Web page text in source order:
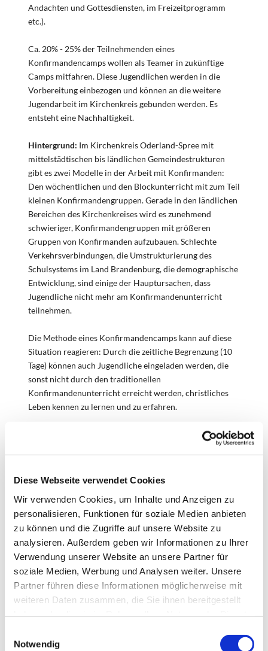
Diese Webseite verwendet Cookies
Wir verwenden Cookies, um Inhalte und Anzeigen zu
personalisieren, Funktionen für soziale Medien anbieten
zu können und die Zugriffe auf unsere Website zu
analysieren. Außerdem geben wir Informationen zu Ihrer
Verwendung unserer Website an unsere Partner für
soziale Medien, Werbung und Analysen weiter. Unsere
Partner führen diese Informationen möglicherweise mit
weiteren Daten zusammen, die Sie ihnen bereitgestellt
Notwendig
Andachten und Gottesdiensten, im Freizeitprogramm
etc.).
Ca. 20% - 25% der Teilnehmenden eines
Konfirmandencamps wollen als Teamer in zukünftige
Camps mitfahren. Diese Jugendlichen werden in die
Vorbereitung einbezogen und können an die weitere
Jugendarbeit im Kirchenkreis gebunden werden. Es
entsteht eine Nachhaltigkeit.
Hintergrund: Im Kirchenkreis Oderland-Spree mit
mittelstädtischen bis ländlichen Gemeindestrukturen
gibt es zwei Modelle in der Arbeit mit Konfirmanden:
Den wöchentlichen und den Blockunterricht mit zum Teil
kleinen Konfirmandengruppen. Gerade in den ländlichen
Bereichen des Kirchenkreises wird es zunehmend
schwieriger, Konfirmandengruppen mit größeren
Gruppen von Konfirmanden aufzubauen. Schlechte
Verkehrsverbindungen, die Umstrukturierung des
Schulsystems im Land Brandenburg, die demographische
Entwicklung, sind einige der Hauptursachen, dass
Jugendliche nicht mehr am Konfirmandenunterricht
teilnehmen.
Die Methode eines Konfirmandencamps kann auf diese
Situation reagieren: Durch die zeitliche Begrenzung (10
Tage) können auch Jugendliche eingeladen werden, die
sonst nicht durch den traditionellen
Konfirmandenunterricht erreicht werden, christliches
Leben kennen zu lernen und zu erfahren.
Es kann so auf der einen Seite als Höhepunkt in der
diejenigen die es betrifft, als Vorbereitung zur
Konfirmandenzeit liegt in der Entscheidung der
Kirchengemeinden.
Vorbereitung: Die wesentliche Vorbereitung eines
Camps liegt in der Verantwortung der Jugendmitarbeiter
des Kirchenkreises. Diese erarbeiten einen
Programmentwurf (Reader) der im Vorfeld eines Camps
mit den Ehren- und Hauptamtlichen vervollständigt und
ehrenamtlichen Teamer absolvieren parallel eine